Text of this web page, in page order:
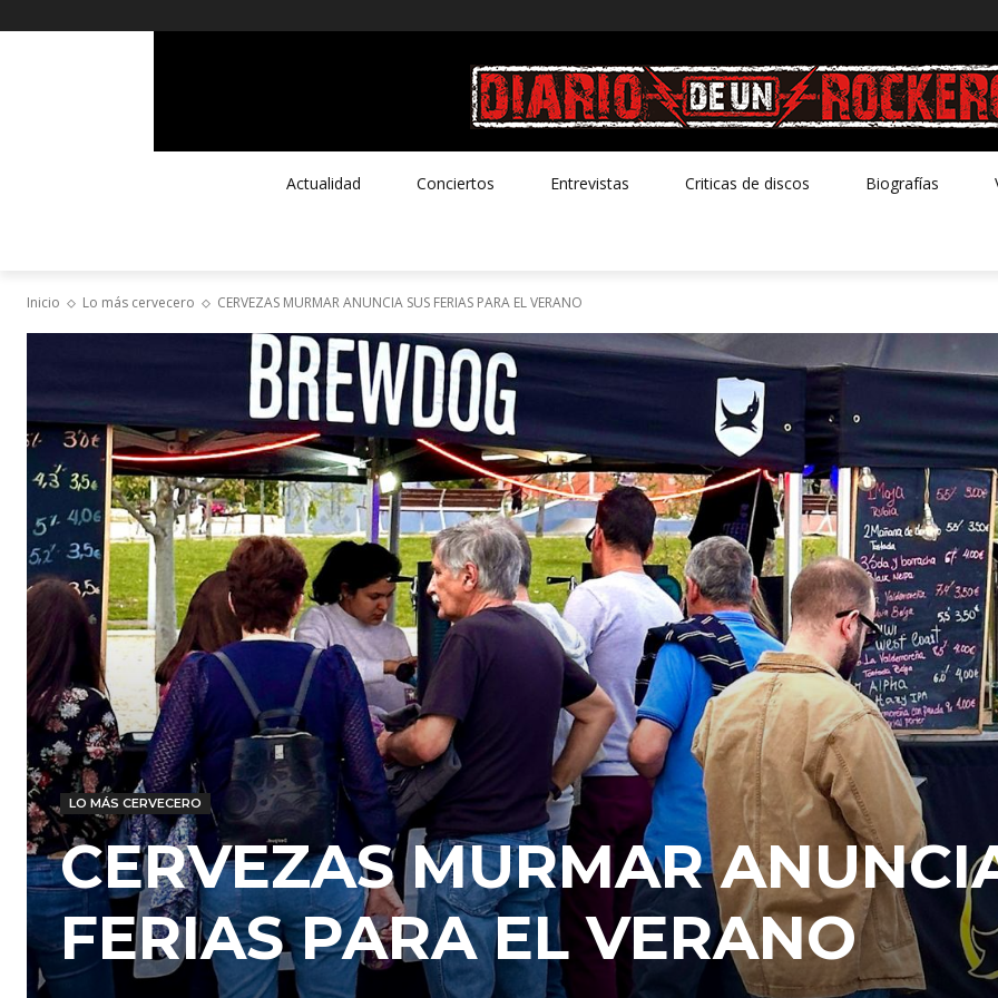
Actualidad Conciertos Entrevistas Criticas de discos Biografías
Inicio Lo más cervecero CERVEZAS MURMAR ANUNCIA SUS FERIAS PARA EL VERANO
LO MÁS CERVECERO
CERVEZAS MURMAR
FERIAS PARA EL VERANO